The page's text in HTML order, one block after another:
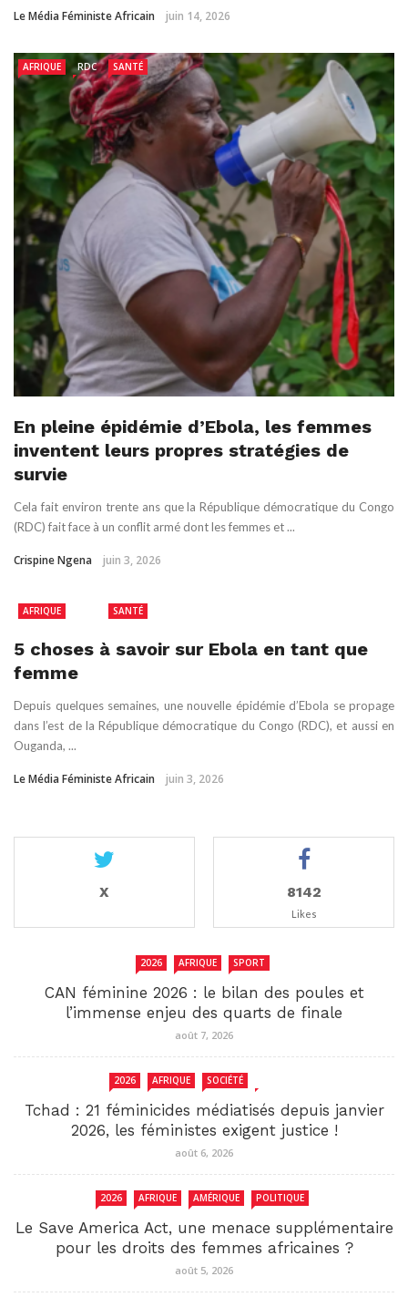
Le Média Féministe Africain juin 14, 2026
AFRIQUE RDC SANTÉ
En pleine épidémie d’Ebola, les femmes
inventent leurs propres stratégies de
survie
Cela fait environ trente ans que la République démocratique du Congo
(RDC) fait face à un conflit armé dont les femmes et ...
Crispine Ngena juin 3, 2026
AFRIQUE SANTÉ
5 choses à savoir sur Ebola en tant que
femme
Depuis quelques semaines, une nouvelle épidémie d’Ebola se propage
dans l’est de la République démocratique du Congo (RDC), et aussi en
Ouganda, ...
Le Média Féministe Africain juin 3, 2026
X 8142
Likes
2026 AFRIQUE SPORT
CAN féminine 2026 : le bilan des poules et
l’immense enjeu des quarts de finale
août 7, 2026
2026 AFRIQUE SOCIÉTÉ
Tchad : 21 féminicides médiatisés depuis janvier
2026, les féministes exigent justice !
août 6, 2026
2026 AFRIQUE AMÉRIQUE POLITIQUE
Le Save America Act, une menace supplémentaire
pour les droits des femmes africaines ?
août 5, 2026